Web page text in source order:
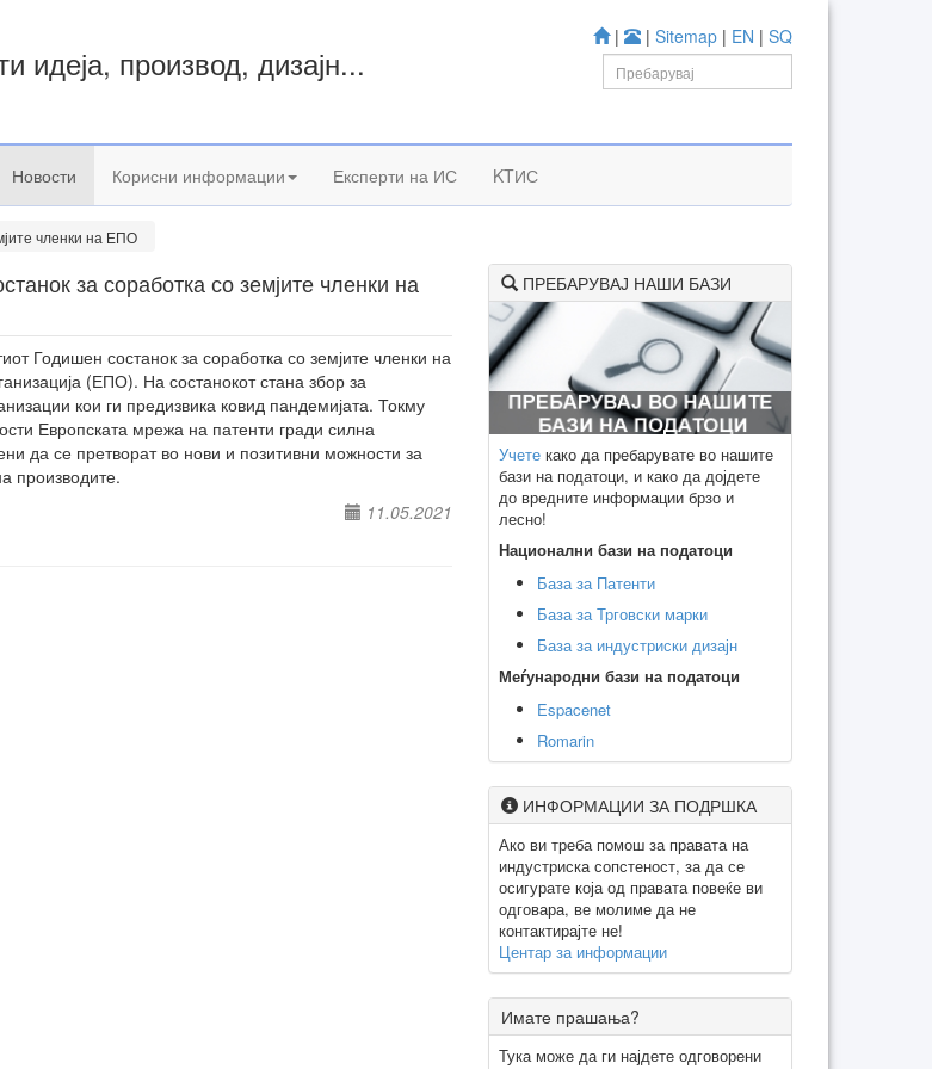
| | Sitemap | EN | SQ
идеја, производ, дизајн...
Новости Корисни информации Експерти на ИС KTИС
членки на ЕПО
за соработка со земјите членки на
Годишен состанок за соработка со земјите членки на
(ЕПО). На состанокот стана збор за
кои ги предизвика ковид пандемијата. Токму
Европската мрежа на патенти гради силна
да се претворат во нови и позитивни можности за
производите.
11.05.2021
ПРЕБАРУВАЈ НАШИ БАЗИ
Учете како да пребарувате во нашите
бази на податоци, и како да дојдете
до вредните информации брзо и
лесно!
Национални бази на податоци
База за Патенти
База за Трговски марки
База за индустриски дизајн
Меѓународни бази на податоци
Espacenet
Romarin
ИНФОРМАЦИИ ЗА ПОДРШКА
Ако ви треба помош за правата на
индустриска сопстеност, за да се
осигурате која од правата повеќе ви
одговара, ве молиме да не
контактирајте не!
Центар за информации
Имате прашања?
Тука може да ги најдете одговорени